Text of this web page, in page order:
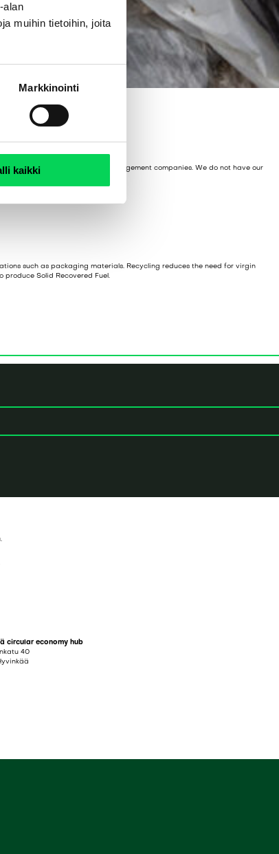
alan
muihin tietoihin, joita
Markkinointi
kaikki
plastic films from waste management companies. We do not have our
such as packaging materials. Recycling reduces the need for virgin
Solid Recovered Fuel.
circular economy hub
40